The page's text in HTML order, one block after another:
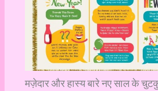
मज़ेदार और हास्य बारे नए साल के